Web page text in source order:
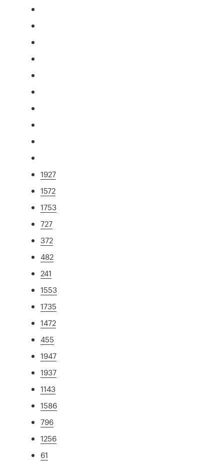
1927
1572
1753
727
372
482
241
1553
1735
1472
455
1947
1937
1143
1586
796
1256
61